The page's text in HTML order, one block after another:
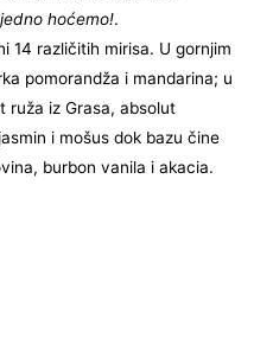
hoćemo!.
14 različitih mirisa. U gornjim
pomorandža i mandarina; u
ruža iz Grasa, absolut
i mošus dok bazu čine
burbon vanila i akacia.